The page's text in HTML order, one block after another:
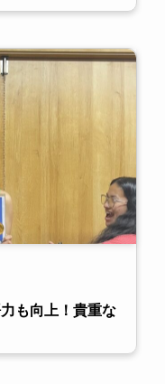
も向上！貴重な